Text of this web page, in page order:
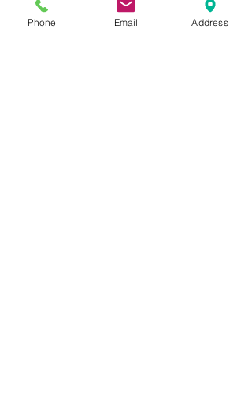
הוספה לסל
Phone Email Address